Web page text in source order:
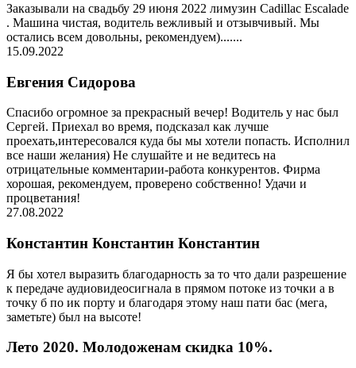
Заказывали на свадьбу 29 июня 2022 лимузин Cadillac Escalade
. Машина чистая, водитель вежливый и отзывчивый. Мы
остались всем довольны, рекомендуем).......
15.09.2022
Евгения Сидорова
Спасибо огромное за прекрасный вечер! Водитель у нас был
Сергей. Приехал во время, подсказал как лучше
проехать,интересовался куда бы мы хотели попасть. Исполнил
все наши желания) Не слушайте и не ведитесь на
отрицательные комментарии-работа конкурентов. Фирма
хорошая, рекомендуем, проверено собственно! Удачи и
процветания!
27.08.2022
Константин Константин Константин
Я бы хотел выразить благодарность за то что дали разрешение
к передаче аудиовидеосигнала в прямом потоке из точки а в
точку б по ик порту и благодаря этому наш пати бас (мега,
заметьте) был на высоте!
Лето 2020. Молодоженам скидка 10%.